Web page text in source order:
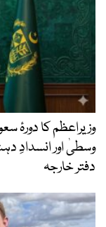
وزیراعظم کا دورۂ
وسطیٰ اور انسدادِ
دفتر خارجہ